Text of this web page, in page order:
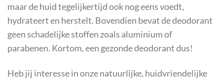
maar de huid tegelijkertijd ook nog eens voedt,
hydrateert en herstelt. Bovendien bevat de deodorant
geen schadelijke stoffen zoals aluminium of
parabenen. Kortom, een gezonde deodorant dus!
Heb jij interesse in onze natuurlijke, huidvriendelijke